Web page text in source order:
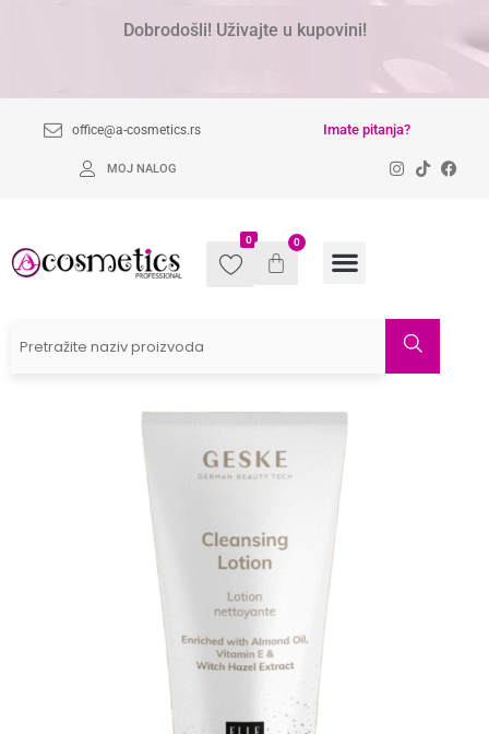
Dobrodošli! Uživajte u kupovini!
office@a-cosmetics.rs Imate pitanja?
MOJ NALOG
0 0